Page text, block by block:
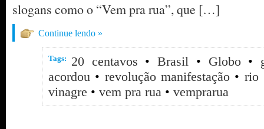
slogans como o “Vem pra rua”, que […]
Continue lendo »
Tags: 20 centavos •Brasil • Globo•
acordou • revolução manifestação • rio
vinagre • vem pra rua • vemprarua